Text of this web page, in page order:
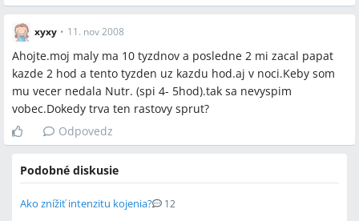
xyxy • 11. nov 2008
Ahojte.moj maly ma 10 tyzdnov a posledne 2 mi zacal papat
kazde 2 hod a tento tyzden uz kazdu hod.aj v noci.Keby som
mu vecer nedala Nutr. (spi 4- 5hod).tak sa nevyspim
vobec.Dokedy trva ten rastovy sprut?
Odpovedz
Podobné diskusie
Ako znížiť intenzitu kojenia? 12